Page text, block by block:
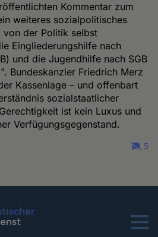
Kommentar zum
weiteres sozialpolitisches
von der Politik selbst
Eingliederungshilfe nach
und die Jugendhilfe nach SGB
Bundeskanzler Friedrich Merz
Kassenlage – und offenbart
sozialstaatlicher
ist kein Luxus und
Verfügungsgegenstand.
5
Menu